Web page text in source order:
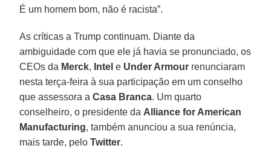
É um homem bom, não é racista”.
As críticas a Trump continuam. Diante da
ambiguidade com que ele já havia se pronunciado, os
CEOs da Merck, Intel e Under Armour renunciaram
nesta terça-feira à sua participação em um conselho
que assessora aCasa Branca. Um quarto
conselheiro, o presidente da Alliance for American
Manufacturing, também anunciou a sua renúncia,
mais tarde, peloTwitter.